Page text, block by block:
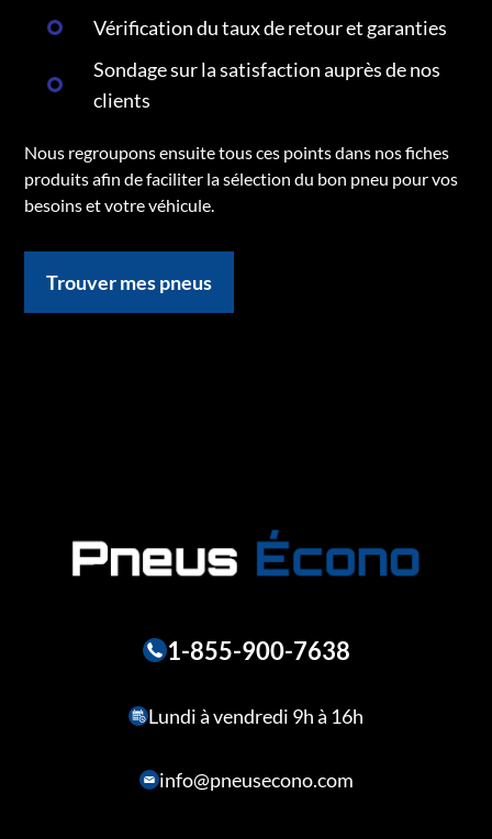
Vérification du taux de retour et garanties
Sondage sur la satisfaction auprès de nos
clients
Nous regroupons ensuite tous ces points dans nos fiches
produits afin de faciliter la sélection du bon pneu pour vos
besoins et votre véhicule.
Trouver mes pneus
1-855-900-7638
Lundi à vendredi 9h à 16h
info@pneusecono.com